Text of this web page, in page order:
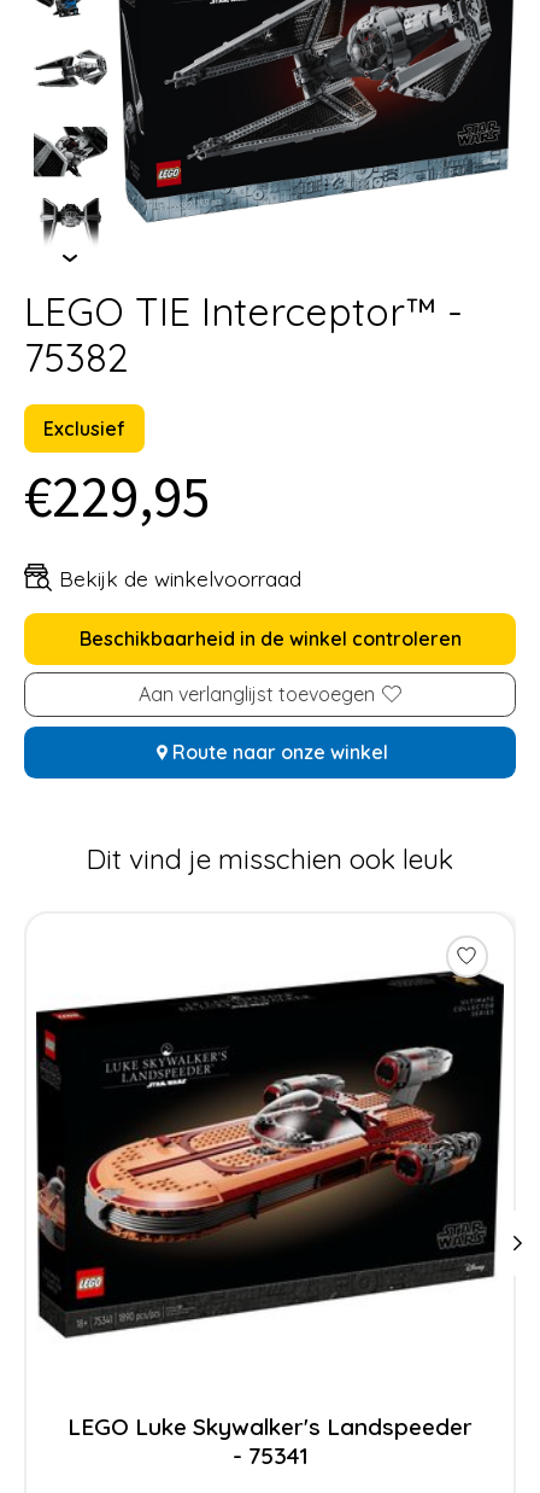
LEGO TIE Interceptor™ -
75382
Exclusief
€229,95
Bekijk de winkelvoorraad
Beschikbaarheid in de winkel controleren
Aan verlanglijst toevoegen
Route naar onze winkel
Dit vind je misschien ook leuk
LEGO Luke Skywalker's Landspeeder
- 75341